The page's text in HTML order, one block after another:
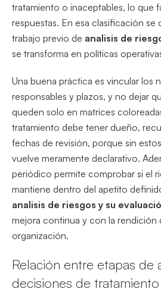
tratamiento o inaceptables, lo que
respuestas. En esa clasificación
trabajo previo de analisis de
se transforma en políticas
Una buena práctica es vincular los
responsables y plazos, y no dejar
queden solo en matrices
tratamiento debe tener dueño,
fechas de revisión, porque sin
vuelve meramente declarativo.
periódico permite comprobar si el
mantiene dentro del apetito
analisis de riesgos y su
mejora continua y con la rendición
organización.
Relación entre etapas de
decisiones de tratamiento